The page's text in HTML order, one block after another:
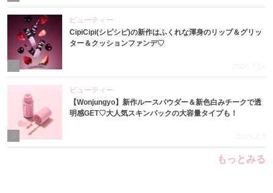
4
ビューティー
CipiCipi(シピシピ)の新作はふくれな渾身のリップ＆グリッ
ター＆クッションファンデ♡
2026.7.14
ビューティー
【Wonjungyo】新作ルースパウダー＆新色白みチークで透
明感GET♡大人気スキンパックの大容量タイプも！
2026.7.9
もっとみる